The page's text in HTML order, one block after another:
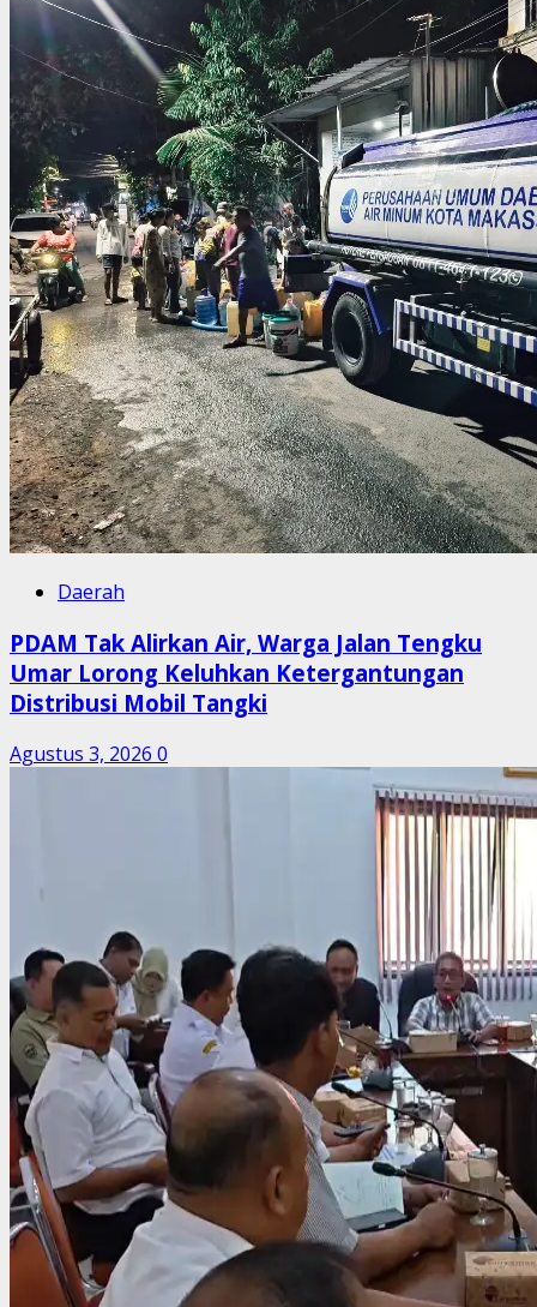
Daerah
PDAM Tak Alirkan Air, Warga Jalan Tengku
Umar Lorong Keluhkan Ketergantungan
Distribusi Mobil Tangki
Agustus 3, 2026 0